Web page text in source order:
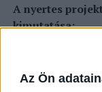
Az Ön
A nyertes
kimutatása:
Fejér megye:
Győr-Moson-